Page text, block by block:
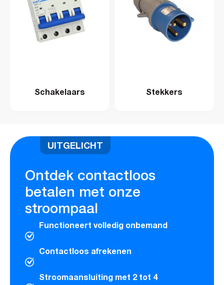
Schakelaars Stekkers
UITGELICHT
Ontdek contactloos
betalen met onze
stroompaal
Functioneert volledig onbemand
Contactloos afrekenen
Stroomaansluiting met 2 tot 4